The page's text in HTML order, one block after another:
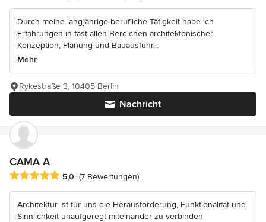
Durch meine langjährige berufliche Tätigkeit habe ich
Erfahrungen in fast allen Bereichen architektonischer
Konzeption, Planung und Bauausführ...
Mehr
Nachricht
Rykestraße 3, 10405 Berlin
CAMA A
Durchschnittliche Bewertung: 5 von 5 Sternen
5,0 (7 Bewertungen)
Architektur ist für uns die Herausforderung, Funktionalität und
Sinnlichkeit unaufgeregt miteinander zu verbinden.